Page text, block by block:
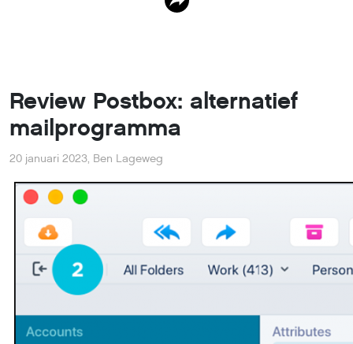
Review Postbox: alternatief
mailprogramma
20 januari 2023, Ben Lageweg